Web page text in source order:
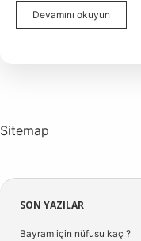
Devamını okuyun
Teorisi
Sitemap
Sidebar
SON YAZILAR
Bayram için nüfusu kaç ?